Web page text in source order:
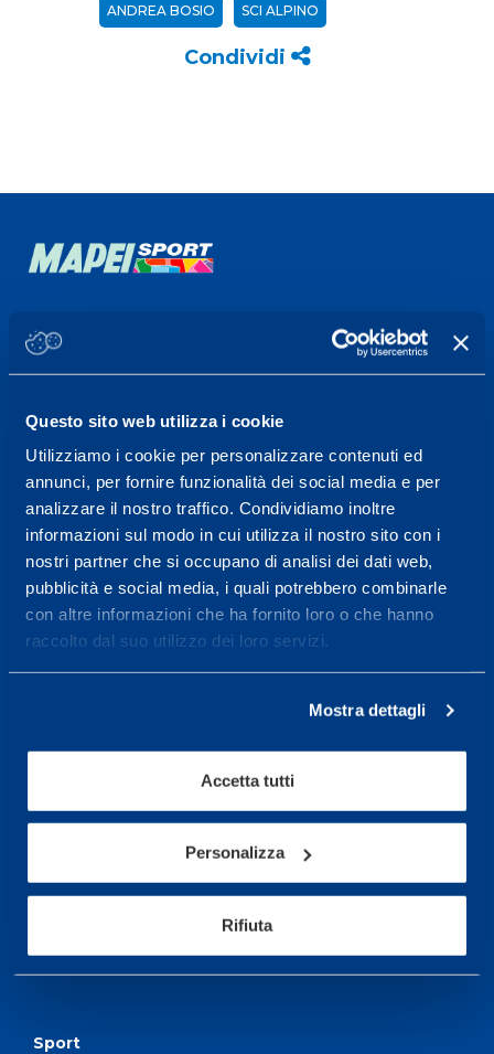
Questo sito web utilizza i cookie
Utilizziamo i cookie per personalizzare contenuti ed
annunci, per fornire funzionalità dei social media e per
analizzare il nostro traffico. Condividiamo inoltre
informazioni sul modo in cui utilizza il nostro sito con i
nostri partner che si occupano di analisi dei dati web,
pubblicità e social media, i quali potrebbero combinarle
con altre informazioni che ha fornito loro o che hanno
raccolto dal suo utilizzo dei loro servizi.
Mostra dettagli
Accetta tutti
Personalizza
Rifiuta
ANDREA BOSIO SCI ALPINO
Condividi
Sport Service Mapei S.r.l. - Via Busto Fagnano 38,
21057 Olgiate Olona (Varese) Italia.
informazioni: telefonare allo +39 0331 575757 da
lunedì a venerdì 9.30-12.30 e 14.30-17.30.
ORARI DI APERTURA RECEPTION
Da Lunedì al Venerdì
08.30 - 18.30
Maggiori informazioni
Servizi Medici
Sport